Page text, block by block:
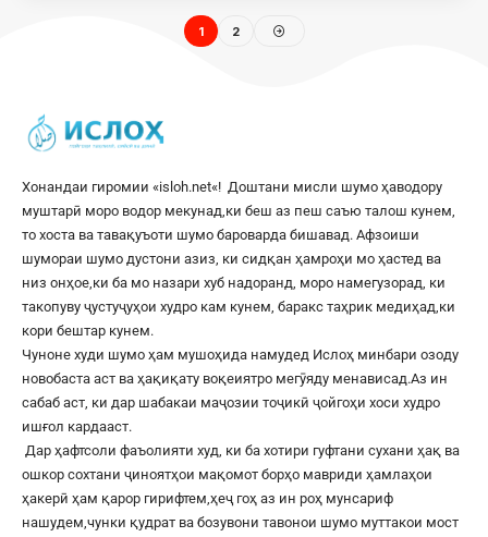
1 2
Хонандаи гиромии «isloh.net«! Доштани мисли шумо ҳаводору
муштарӣ моро водор мекунад,ки беш аз пеш саъю талош кунем,
то хоста ва тавақуъоти шумо бароварда бишавад. Афзоиши
шумораи шумо дустони азиз, ки сидқан ҳамроҳи мо ҳастед ва
низ онҳое,ки ба мо назари хуб надоранд, моро намегузорад, ки
такопуву ҷустуҷуҳои худро кам кунем, баракс таҳрик медиҳад,ки
кори бештар кунем.
Чуноне худи шумо ҳам мушоҳида намудед Ислоҳ минбари озоду
новобаста аст ва ҳақиқату воқеиятро мегӯяду менависад.Аз ин
сабаб аст, ки дар шабакаи маҷозии тоҷикӣ ҷойгоҳи хоси худро
ишғол кардааст.
Дар ҳафтсоли фаъолияти худ, ки ба хотири гуфтани сухани ҳақ ва
ошкор сохтани ҷиноятҳои мақомот борҳо мавриди ҳамлаҳои
ҳакерӣ ҳам қарор гирифтем,ҳеҷ гоҳ аз ин роҳ мунсариф
нашудем,чунки қудрат ва бозувони тавонои шумо муттакои мост